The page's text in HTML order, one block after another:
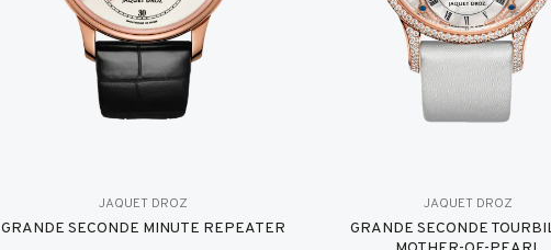
JAQUET DROZ
GRANDE SECONDE MINUTE REPEATER
JAQUET DROZ
GRANDE SECONDE